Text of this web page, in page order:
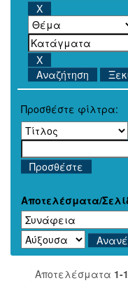
Προσθέστε φίλτρα:
Αποτελέσματα/
Αποτελέσματα 1-1